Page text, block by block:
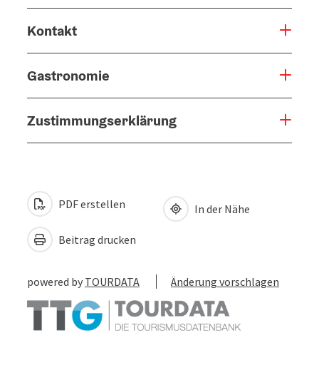
Kontakt
Gastronomie
Zustimmungserklärung
PDF erstellen
Beitrag drucken
In der Nähe
powered by TOURDATA Änderung vorschlagen